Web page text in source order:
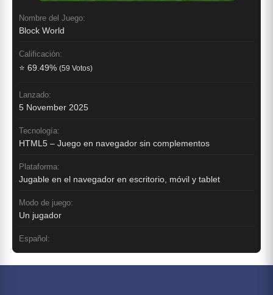
Nombre del Juego:
Block World
Calificación:
⭐ 69.49% (59 Votos)
Lanzado:
5 November 2025
Tecnología:
HTML5 – Juego en navegador sin complementos
Plataforma:
Jugable en el navegador en escritorio, móvil y tablet
Modo de juego:
Un jugador
Español: